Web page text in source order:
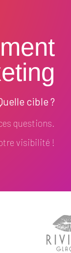
cible ?
questions.
visibilité !